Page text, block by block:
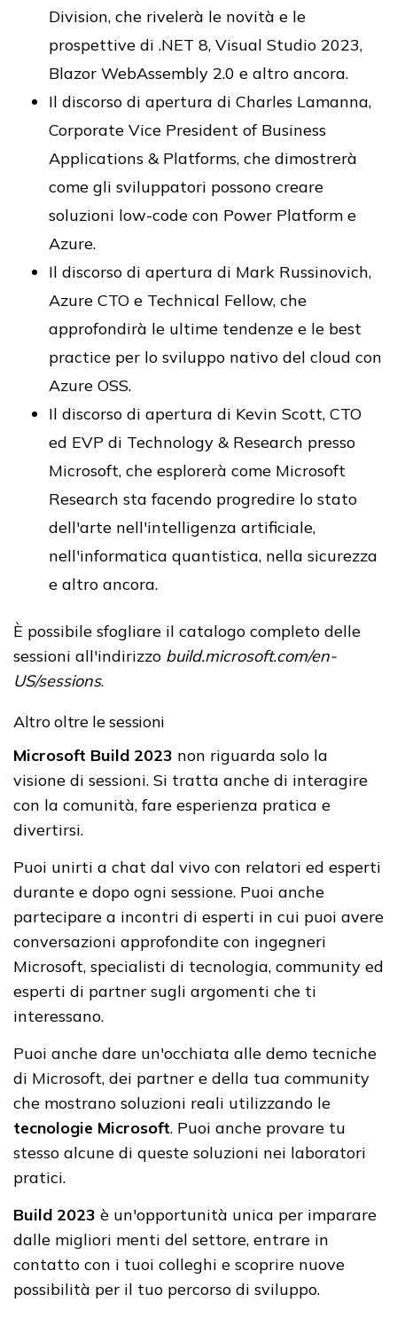
Division, che rivelerà le novità e le
prospettive di .NET 8, Visual Studio 2023,
Blazor WebAssembly 2.0 e altro ancora.
Il discorso di apertura di Charles Lamanna,
Corporate Vice President of Business
Applications & Platforms, che dimostrerà
come gli sviluppatori possono creare
soluzioni low-code con Power Platform e
Azure.
Il discorso di apertura di Mark Russinovich,
Azure CTO e Technical Fellow, che
approfondirà le ultime tendenze e le best
practice per lo sviluppo nativo del cloud con
Azure OSS.
Il discorso di apertura di Kevin Scott, CTO
ed EVP di Technology & Research presso
Microsoft, che esplorerà come Microsoft
Research sta facendo progredire lo stato
dell'arte nell'intelligenza artificiale,
nell'informatica quantistica, nella sicurezza
e altro ancora.
È possibile sfogliare il catalogo completo delle
sessioni all'indirizzo build.microsoft.com/en-
US/sessions.
Altro oltre le sessioni
Microsoft Build 2023 non riguarda solo la
visione di sessioni. Si tratta anche di interagire
con la comunità, fare esperienza pratica e
divertirsi.
Puoi unirti a chat dal vivo con relatori ed esperti
durante e dopo ogni sessione. Puoi anche
partecipare a incontri di esperti in cui puoi avere
conversazioni approfondite con ingegneri
Microsoft, specialisti di tecnologia, community ed
esperti di partner sugli argomenti che ti
interessano.
Puoi anche dare un'occhiata alle demo tecniche
di Microsoft, dei partner e della tua community
che mostrano soluzioni reali utilizzando le
tecnologie Microsoft. Puoi anche provare tu
stesso alcune di queste soluzioni nei laboratori
pratici.
Build 2023 è un'opportunità unica per imparare
dalle migliori menti del settore, entrare in
contatto con i tuoi colleghi e scoprire nuove
possibilità per il tuo percorso di sviluppo.